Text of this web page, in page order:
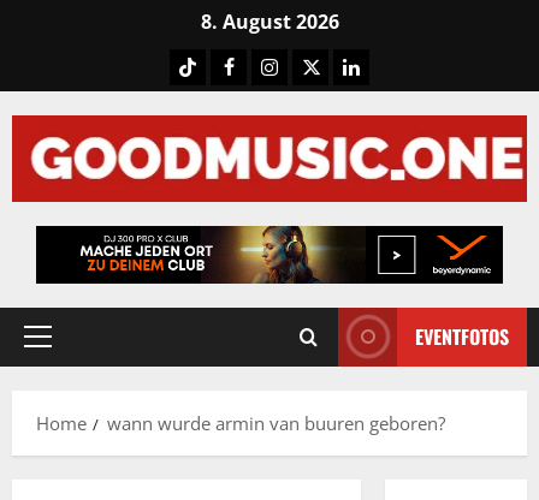
8. August 2026
TiktokFacebook
Instagram
X LinkedIN
Primary
EVENTFOTOS
Home wann wurde armin van buuren geboren?